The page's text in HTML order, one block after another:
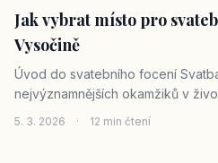
Jak vybrat místo pro
Vysočině
Úvod do svatebního focení
nejvýznamnějších okamžiků v
proto je důležité zachytit tyto
5. 3. 2026 · 12 min čtení